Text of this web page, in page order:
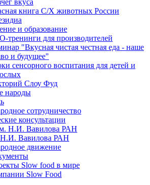
вкуса
книга С/Х животных России
и образование
тренинги для производителей
"Вкусная чистая честная еда - наше
и будущее"
сенсорного воспитания для детей и
Слоу Фуд
народы
сотрудничество
консультации
Н.И. Вавилова РАН
Вавилова РАН
движение
Slow food в мире
Slow Food